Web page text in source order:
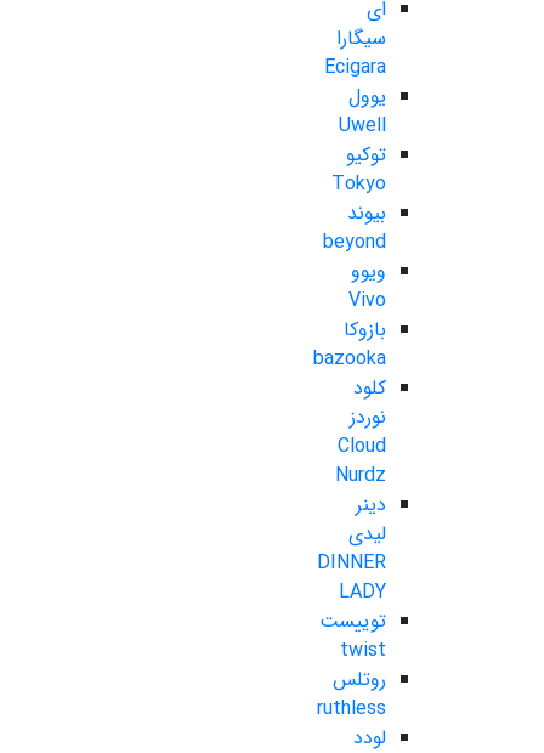
ای
سیگارا
Ecigara
یوول
Uwell
توکیو
Tokyo
بیوند
beyond
ویوو
Vivo
بازوکا
bazooka
کلود
نوردز
Cloud
Nurdz
دینر
لیدی
DINNER
LADY
توییست
twist
روتلس
ruthless
لودد